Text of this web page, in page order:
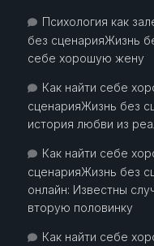
Психология как
без сценарияЖизнь
себе хорошую жену
Как найти себе
сценарияЖизнь без
история любви из
Как найти себе
сценарияЖизнь без
онлайн: Известны
вторую половинку
Как найти себе